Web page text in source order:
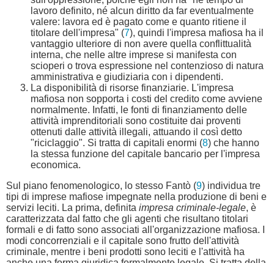
lavoro definito, né alcun diritto da far eventualmente
valere: lavora ed è pagato come e quanto ritiene il
titolare dell'impresa" (7), quindi l'impresa mafiosa ha il
vantaggio ulteriore di non avere quella conflittualità
interna, che nelle altre imprese si manifesta con
scioperi o trova espressione nel contenzioso di natura
amministrativa e giudiziaria con i dipendenti.
La disponibilità di risorse finanziarie. L'impresa
mafiosa non sopporta i costi del credito come avviene
normalmente. Infatti, le fonti di finanziamento delle
attività imprenditoriali sono costituite dai proventi
ottenuti dalle attività illegali, attuando il così detto
"riciclaggio". Si tratta di capitali enormi (8) che hanno
la stessa funzione del capitale bancario per l'impresa
economica.
Sul piano fenomenologico, lo stesso Fantò (9) individua tre
tipi di imprese mafiose impegnate nella produzione di beni e
servizi leciti. La prima, definita impresa criminale-legale, è
caratterizzata dal fatto che gli agenti che risultano titolari
formali e di fatto sono associati all'organizzazione mafiosa. I
modi concorrenziali e il capitale sono frutto dell'attività
criminale, mentre i beni prodotti sono leciti e l'attività ha